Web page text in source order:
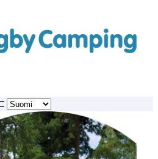
Valitse
kieli